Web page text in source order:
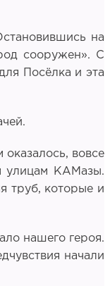
на
сооружен». С
Посёлка и эта
вовсе
улицам КАМазы.
труб, которые и
нашего героя.
начали